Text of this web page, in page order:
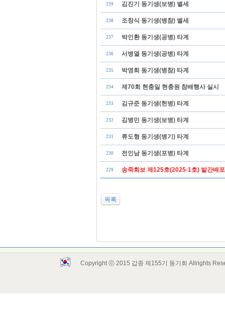
239 김진기 동기생(보병) 별세
238 조창식 동기생(병참) 별세
237 박인환 동기생(공병) 타계
236 서병열 동기생(공병) 타계
235 박영희 동기생(병참) 타계
234 제70회 현충일 현충원 참배행사 실시
233 김규준 동기생(헌병) 타계
232 김병민 동기생(보병) 타계
231 류도형 동기생(병기) 타계
230 전인남 동기생(포병) 타계
229 송죽회보 제125호(2025-1호) 발간배포
목록
Copyright ⓒ 2015 갑종 제155기 동기회 Allrights